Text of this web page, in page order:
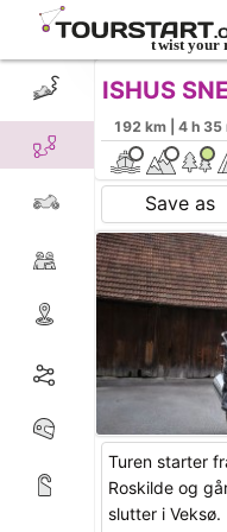
CREATE
ISHUS
192 km | 4 h 36
Save as
Turen starter
Roskilde og
slutter i Veksø.